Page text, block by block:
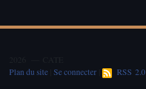
Plan du site Se connecter RSS 2.0